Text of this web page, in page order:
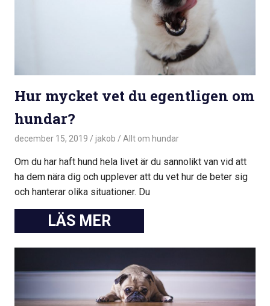
Hur mycket vet du egentligen om
hundar?
december 15, 2019 jakob Allt om hundar
Om du har haft hund hela livet är du sannolikt van vid att
ha dem nära dig och upplever att du vet hur de beter sig
och hanterar olika situationer. Du